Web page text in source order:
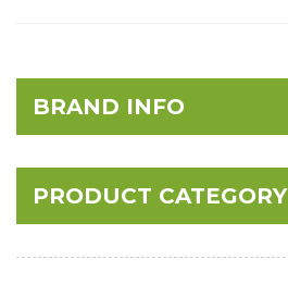
BRAND INFO
PRODUCT CATEGORY